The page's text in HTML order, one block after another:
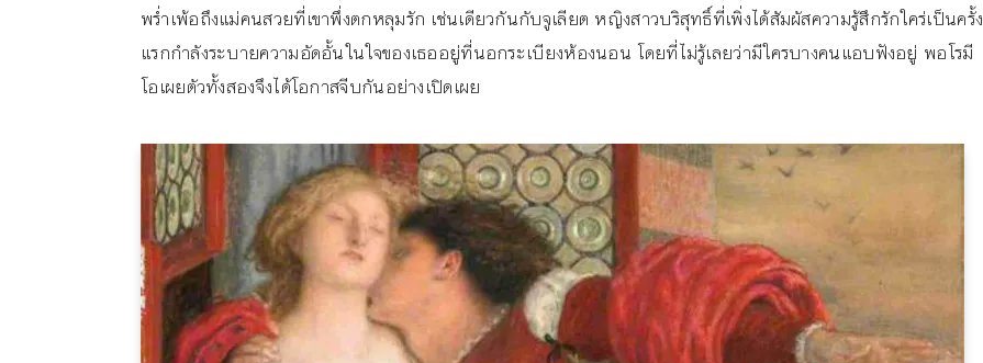
พร่ำเพ้อถึงแม่คนสวยที่เขาพึ่งตกหลุมรัก เช่นเดียวกันกับจูเลียต หญิงสาวบริสุทธิ์ที่เพิ่งได้สัมผัสความรู้สึกรักใคร่เป็นครั้ง
แรกกำลังระบายความอัดอั้นในใจของเธออยู่ที่นอกระเบียงห้องนอน โดยที่ไม่รู้เลยว่ามีใครบางคนแอบฟังอยู่ พอโรมี
โอเผยตัวทั้งสองจึงได้โอกาสจีบกันอย่างเปิดเผย